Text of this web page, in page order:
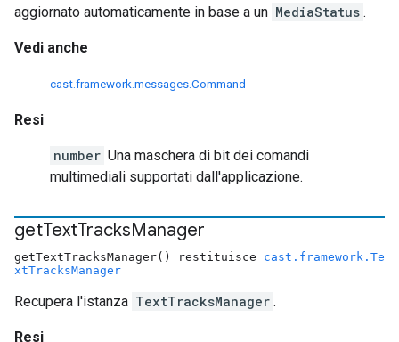
aggiornato automaticamente in base a un MediaStatus .
Vedi anche
cast.framework.messages.Command
Resi
number Una maschera di bit dei comandi
multimediali supportati dall'applicazione.
getTextTracksManager
getTextTracksManager() restituisce cast.framework.Te
xtTracksManager
Recupera l'istanza TextTracksManager .
Resi